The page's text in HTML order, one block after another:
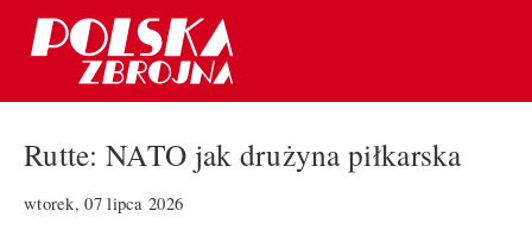
Rutte: NATO jak drużyna piłkarska
wtorek, 07 lipca 2026